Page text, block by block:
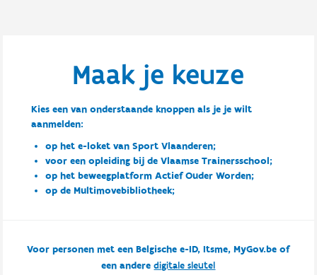
Maak je keuze
Kies een van onderstaande knoppen als je je wilt
aanmelden:
op het e-loket van Sport Vlaanderen;
voor een opleiding bij de Vlaamse Trainersschool;
op het beweegplatform Actief Ouder Worden;
op de Multimovebibliotheek;
Voor personen met een Belgische e-ID, Itsme, MyGov.be of
een anderedigitale sleutel